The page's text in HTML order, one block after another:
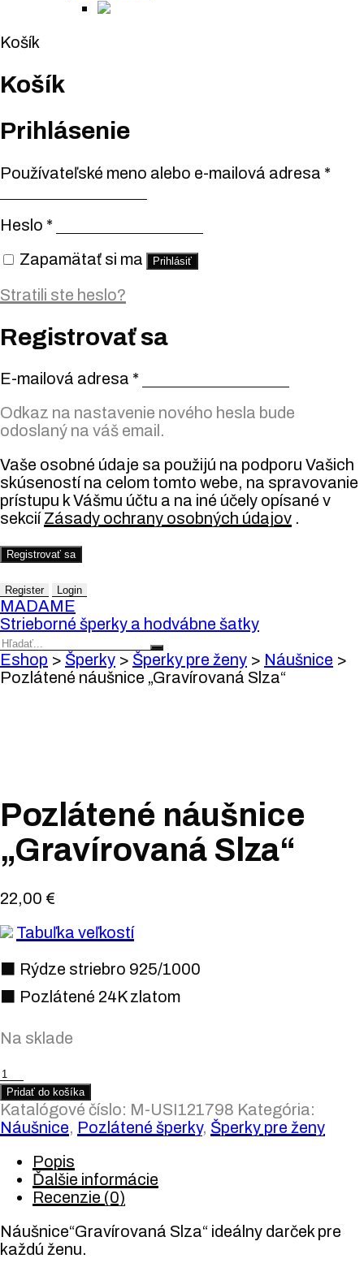
Košík
Košík
Prihlásenie
Používateľské meno alebo e-mailová adresa *
Heslo *
Zapamätať si ma
Prihlásiť
Stratili ste heslo?
Registrovať sa
E-mailová adresa *
Odkaz na nastavenie nového hesla bude
odoslaný na váš email.
Vaše osobné údaje sa použijú na podporu Vašich
skúseností na celom tomto webe, na spravovanie
prístupu k Vášmu účtu a na iné účely opísané v
sekciíZásady ochrany osobných údajov .
Registrovať sa
Register Login
MADAME
Strieborné šperky a hodvábne šatky
Eshop > Šperky > Šperky pre ženy > Náušnice >
Pozlátené náušnice „Gravírovaná Slza“
Pozlátené náušnice
„Gravírovaná Slza“
22,00 €
Tabuľka veľkostí
⬛ Rýdze striebro 925/1000
⬛ Pozlátené 24K zlatom
Na sklade
množstvo
Pozlátené
náušnice
"Gravírovaná
Pridať do košíka
Katalógové číslo: M-USI121798 Kategória:
Náušnice, Pozlátené šperky, Šperky pre ženy
Popis
Ďalšie informácie
Recenzie (0)
Náušnice“Gravírovaná Slza“ ideálny darček pre
každú ženu.